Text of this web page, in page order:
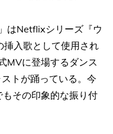
はNetflixシリーズ『ウ
挿入歌として使用され
MVに登場するダンス
トが踊っている。今
その印象的な振り付